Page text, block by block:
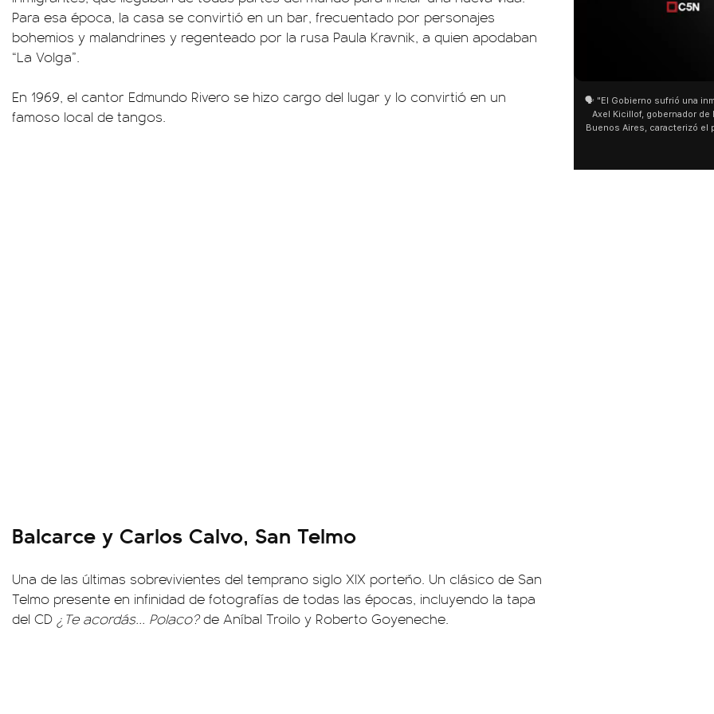
Para esa época, la casa se convirtió en un bar, frecuentado por personajes
bohemios y malandrines y regenteado por la rusa Paula Kravnik, a quien apodaban
“La Volga”.
En 1969, el cantor Edmundo Rivero se hizo cargo del lugar y lo convirtió en un
famoso local de tangos.
Balcarce y Carlos Calvo, San Telmo
Una de las últimas sobrevivientes del temprano siglo XIX porteño. Un clásico de San
Telmo presente en infinidad de fotografías de todas las épocas, incluyendo la tapa
del CD ¿Te acordás... Polaco?de Aníbal Troilo y Roberto Goyeneche.
🗣️ "El Gobierno sufrió una
Axel Kicillof, gobernador de
Buenos Aires, caracterizó el
como "una lista sábana con
y destacó "la movilización